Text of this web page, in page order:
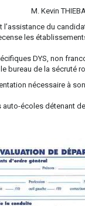
M. Kevin
l’assistance du
les
DYS, non
bureau de la sécruté
nécessaire à
écoles détenant